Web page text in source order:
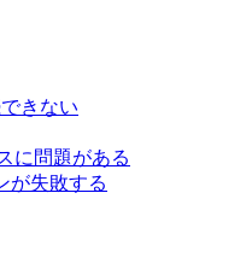
きない
に問題がある
が失敗する